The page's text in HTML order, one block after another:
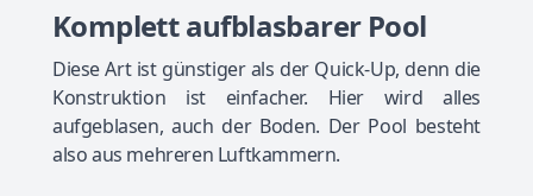
Komplett aufblasbarer Pool
Diese Art ist günstiger als der Quick-Up, denn die
Konstruktion ist einfacher. Hier wird alles
aufgeblasen, auch der Boden. Der Pool besteht
also aus mehreren Luftkammern.